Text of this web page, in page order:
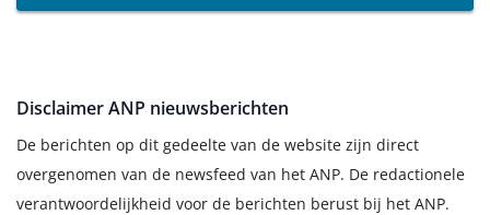
Disclaimer ANP nieuwsberichten
De berichten op dit gedeelte van de website zijn direct
overgenomen van de newsfeed van het ANP. De redactionele
verantwoordelijkheid voor de berichten berust bij het ANP.